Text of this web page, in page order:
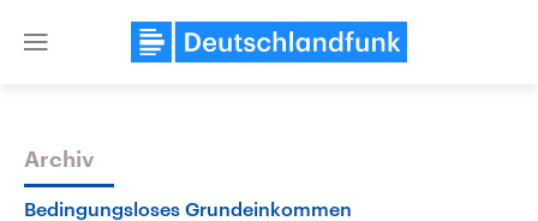
Close
Themen
Archiv
Bedingungsloses Grundeinkommen